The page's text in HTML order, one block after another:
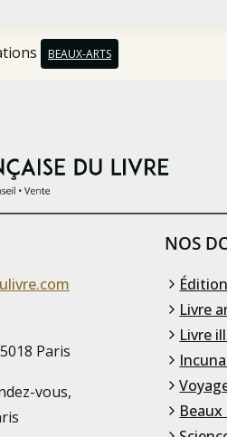
BEAUX-ARTS
Paris
vous,
NOS
Livre
Livre